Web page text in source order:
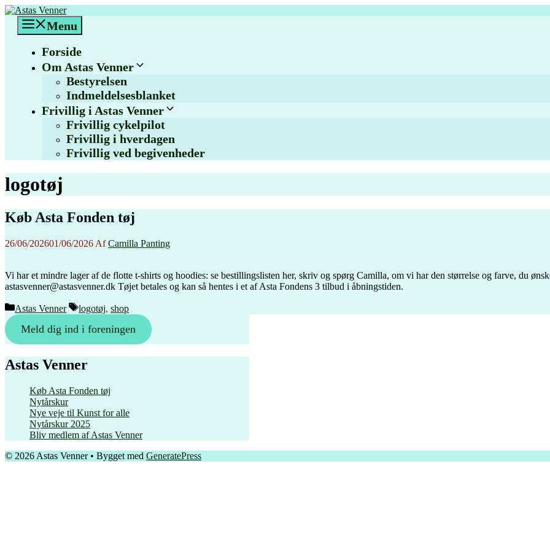
Hop
indhold
Menu
Forside
Om Astas Venner
Bestyrelsen
Indmeldelsesblanket
Frivillig i Astas Venner
Frivillig cykelpilot
Frivillig i hverdagen
Frivillig ved begivenheder
logotøj
Køb Asta Fonden tøj
26/06/202601/06/2026 AfCamilla Panting
Vi har et mindre lager af de flotte t-shirts og hoodies: se bestillingslisten her, skriv og spørg Camilla, om vi har den størrelse og farve, du
astasvenner@astasvenner.dk Tøjet betales og kan så hentes i et af Asta Fondens 3 tilbud i åbningstiden.
Kategorier
Astas Venner Tags
logotøj, shop
Meld dig ind i foreningen
Astas Venner
Køb Asta Fonden tøj
Nytårskur
Nye veje til Kunst for alle
Nytårskur 2025
Bliv medlem af Astas Venner
© 2026 Astas Venner• Bygget med GeneratePress